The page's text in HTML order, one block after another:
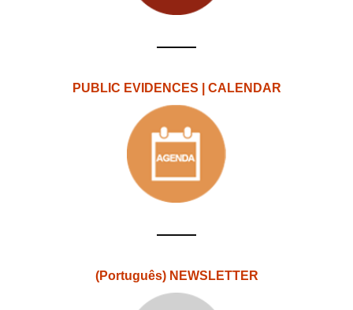
PUBLIC EVIDENCES | CALENDAR
(Português) NEWSLETTER